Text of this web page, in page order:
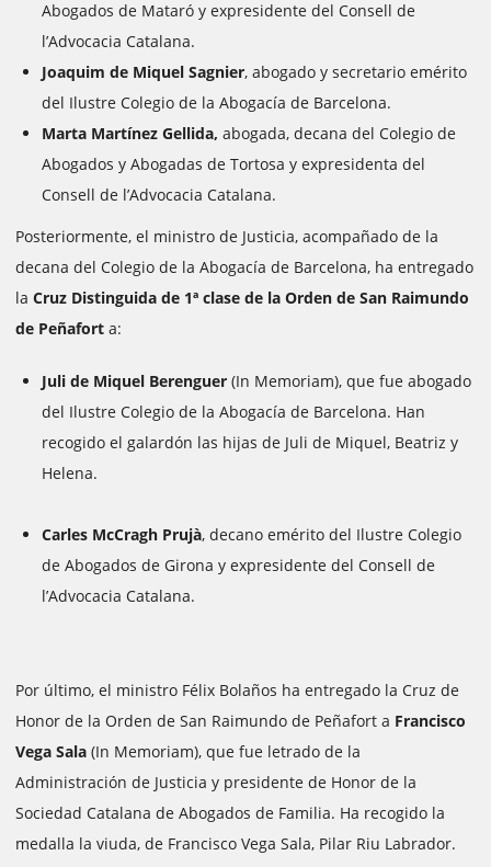
Abogados de Mataró y expresidente del Consell de
l’Advocacia Catalana.
Joaquim de Miquel Sagnier, abogado y secretario emérito
del Ilustre Colegio de la Abogacía de Barcelona.
Marta Martínez Gellida, abogada, decana del Colegio de
Abogados y Abogadas de Tortosa y expresidenta del
Consell de l’Advocacia Catalana.
Posteriormente, el ministro de Justicia, acompañado de la
decana del Colegio de la Abogacía de Barcelona, ha entregado
la Cruz Distinguida de 1ª clase de la Orden de San Raimundo
de Peñafort a:
Juli de Miquel Berenguer (In Memoriam), que fue abogado
del Ilustre Colegio de la Abogacía de Barcelona. Han
recogido el galardón las hijas de Juli de Miquel, Beatriz y
Helena.
Carles McCragh Prujà, decano emérito del Ilustre Colegio
de Abogados de Girona y expresidente del Consell de
l’Advocacia Catalana.
Por último, el ministro Félix Bolaños ha entregado la Cruz de
Honor de la Orden de San Raimundo de Peñafort a Francisco
Vega Sala (In Memoriam), que fue letrado de la
Administración de Justicia y presidente de Honor de la
Sociedad Catalana de Abogados de Familia. Ha recogido la
medalla la viuda, de Francisco Vega Sala, Pilar Riu Labrador.